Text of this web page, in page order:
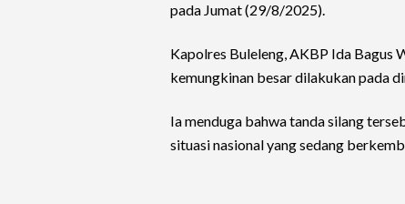
pada Jumat (29/8/2025).
Kapolres Buleleng, AKBP Ida Bagus
kemungkinan besar dilakukan pada
Ia menduga bahwa tanda silang
situasi nasional yang sedang